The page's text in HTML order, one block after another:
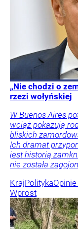
„Nie chodzi o
rzezi wołyńskiej
W Buenos Aires
wciąż pokazują
bliskich
Ich dramat
jest historią
nie została
KrajPolityka
Wprost